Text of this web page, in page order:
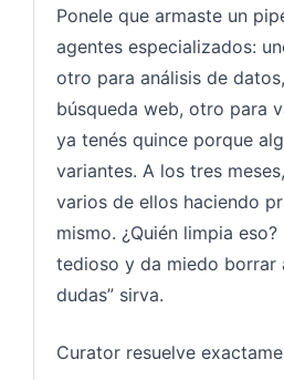
Ponele que armaste un
agentes especializados:
otro para análisis de
búsqueda web, otro para
ya tenés quince porque
variantes. A los tres
varios de ellos haciendo
mismo. ¿Quién limpia
tedioso y da miedo borrar
dudas” sirva.
Curator resuelve